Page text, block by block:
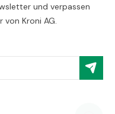
und verpassen
von Kroni AG.